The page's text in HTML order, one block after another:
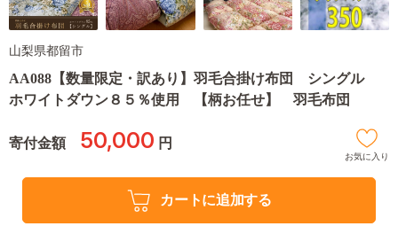
山梨県都留市
AA088【数量限定・訳あり】羽毛合掛け布団 シングル
ホワイトダウン８５％使用 【柄お任せ】 羽毛布団
寄付金額 50,000 円
お気に入り
カートに追加する